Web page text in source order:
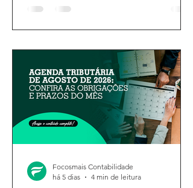
Focosmais Contabilidade
há 5 dias
4 min de leitura